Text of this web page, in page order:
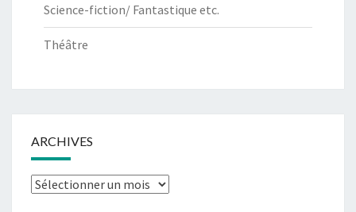
Science-fiction/ Fantastique etc.
Théâtre
ARCHIVES
Archives